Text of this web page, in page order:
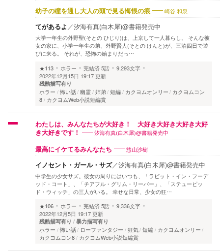
幼子の瞳を通し大人の頭で見る悔恨の痕 崎谷 和泉
てがあるよ ／汐海有真(白木犀)@書籍発売中
大学一年生の外野聖(そとの ひじり)は、上京して一人暮らし。 そんな彼
女の家に、小学一年生の弟、外野賢人(そとの けんと)が、三泊四日で遊
びに来る。 それが、恐怖の始まりだっ…
★113
ホラー 完結済5話
9,293文字
2022年12月15日 19:17 更新
残酷描写有り
ホラー 怖い話 幽霊 姉弟 短編 カクヨムオンリー
カクヨムコン
8
カクヨムWeb小説短編賞
わたしは、みんなたちが大好き！ 大好き大好き大好き大好
き大好きです！
汐海有真(白木犀)@書籍発売中
最高にイケてるみんなたち 惣山沙樹
イノセント・ガール・サズ／汐海有真(白木犀)@書籍発売中
中学生の少女サズ。彼女の周りにはいつも、「ラビット・イン・フーデ
ッド・コート」、「チアフル・グリム・リーパー」、「ステューピッ
ド・ウィッチ」の三人がいる。 幸せな日常、少女の狂…
★106
ホラー 完結済5話
9,336文字
2022年12月5日 19:17 更新
残酷描写有り 暴力描写有り
ホラー 怖い話 ローファンタジー 狂気 短編
カクヨムオンリー
カクヨムコン8
カクヨムWeb小説短編賞